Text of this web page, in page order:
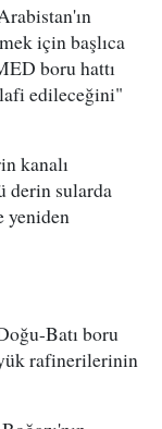
için başlıca
boru hattı
edileceğini"
kanalı
derin sularda
yeniden
Batı boru
rafinerilerinin